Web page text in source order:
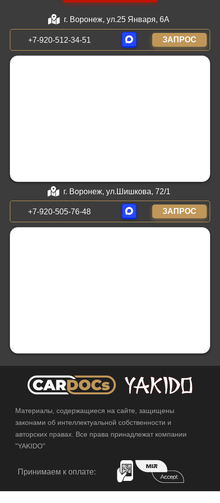
г. Воронеж, ул.25 Января, 6А
+7-920-512-34-51 ЗАПРОС
г. Воронеж, ул.Шишкова, 72/1
+7-920-505-76-48 ЗАПРОС
Материалы, содержащиеся на сайте, защищены
законами об интеллектуальной собственности и
авторских правах. Все права принадлежат компании
"YAKIDO"
Принимаем к оплате: